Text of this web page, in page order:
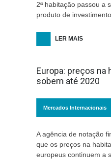
2ª habitação passou a
produto de investimento
LER MAIS
Europa: preços na
sobem até 2020
Mercados Internacionais
A agência de notação
que os preços na
europeus continuem a